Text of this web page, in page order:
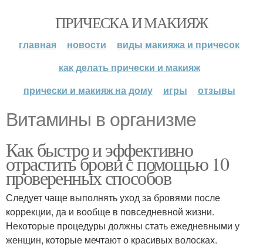
ПРИЧЕСКА И МАКИЯЖ
главная новости
виды макияжа и причесок
как делать прически и макияж
прически и макияж на дому
игры отзывы
Витамины в организме
Как быстро и эффективно
отрастить брови с помощью 10
проверенных способов
Следует чаще выполнять уход за бровями после
коррекции, да и вообще в повседневной жизни.
Некоторые процедуры должны стать ежедневными у
женщин, которые мечтают о красивых волосках.